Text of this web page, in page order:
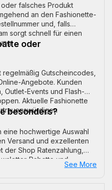
falsches Produkt
an den Fashionette-
und, falls
sorgt schnell für einen
oder
Gutscheincodes,
Angebote. Kunden
Outlet-Events und Flash-
Aktuelle Fashionette
besonders?
hochwertige Auswahl
Versand und exzellenten
der Shop Ratenzahlung,
Rabatte und
– ideal für alle, die Luxus
See More